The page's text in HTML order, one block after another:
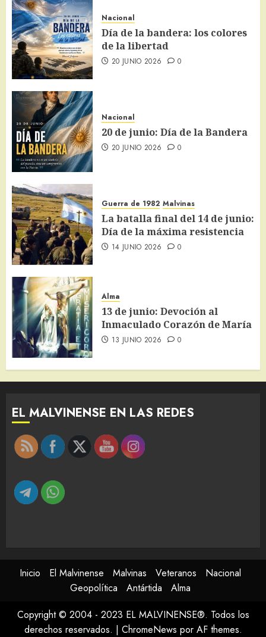
Nacional
Día de la bandera: los colores
de la libertad
20 JUNIO 2026 0
Nacional
20 de junio: Día de la Bandera
20 JUNIO 2026 0
Guerra de 1982 Malvinas
La batalla final del 14 de junio:
Día de la máxima resistencia
14 JUNIO 2026 0
Alma
13 de junio: Devoción al
Inmaculado Corazón de María
13 JUNIO 2026 0
EL MALVINENSE EN LAS REDES
Inicio El Malvinense Malvinas Veteranos
Nacional
Geopolítica
Antártida
Alma
Copyright © 2004 - 2023 EL MALVINENSE®. Todos los
derechos reservados. | ChromeNews por AF themes.